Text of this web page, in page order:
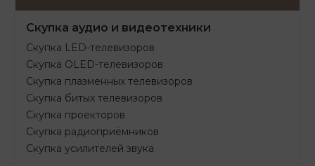
Скупка аудио и видеотехники
Скупка LED-телевизоров
Скупка OLED-телевизоров
Скупка плазменных телевизоров
Скупка битых телевизоров
Скупка проекторов
Скупка радиоприёмников
Скупка усилителей звука